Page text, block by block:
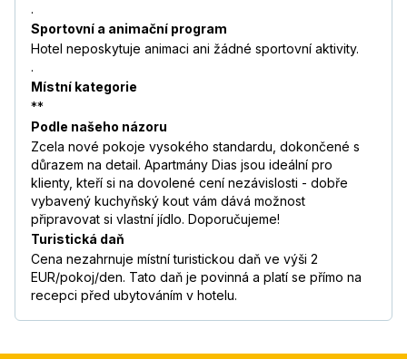
.
Sportovní a animační program
Hotel neposkytuje animaci ani žádné sportovní aktivity.
.
Místní kategorie
**
Podle našeho názoru
Zcela nové pokoje vysokého standardu, dokončené s
důrazem na detail. Apartmány Dias jsou ideální pro
klienty, kteří si na dovolené cení nezávislosti - dobře
vybavený kuchyňský kout vám dává možnost
připravovat si vlastní jídlo. Doporučujeme!
Turistická daň
Cena nezahrnuje místní turistickou daň ve výši 2
EUR/pokoj/den. Tato daň je povinná a platí se přímo na
recepci před ubytováním v hotelu.